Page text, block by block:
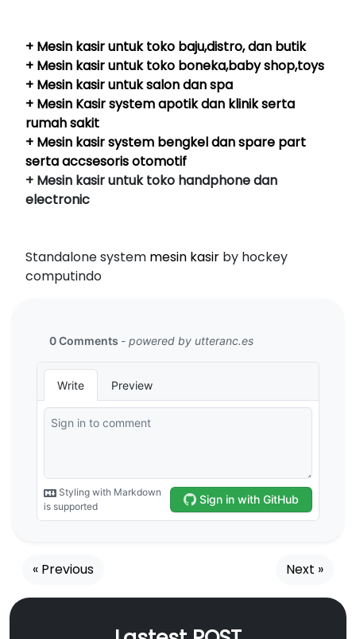
+ Mesin kasir untuk toko baju,distro, dan butik
+ Mesin kasir untuk toko boneka,baby shop,toys
+ Mesin kasir untuk salon dan spa
+ Mesin Kasir system apotik dan klinik serta
rumah sakit
+ Mesin kasir system bengkel dan spare part
serta accsesoris otomotif
+ Mesin kasir untuk toko handphone dan
electronic
Standalone system mesin kasir by hockey
computindo
« Previous Next »